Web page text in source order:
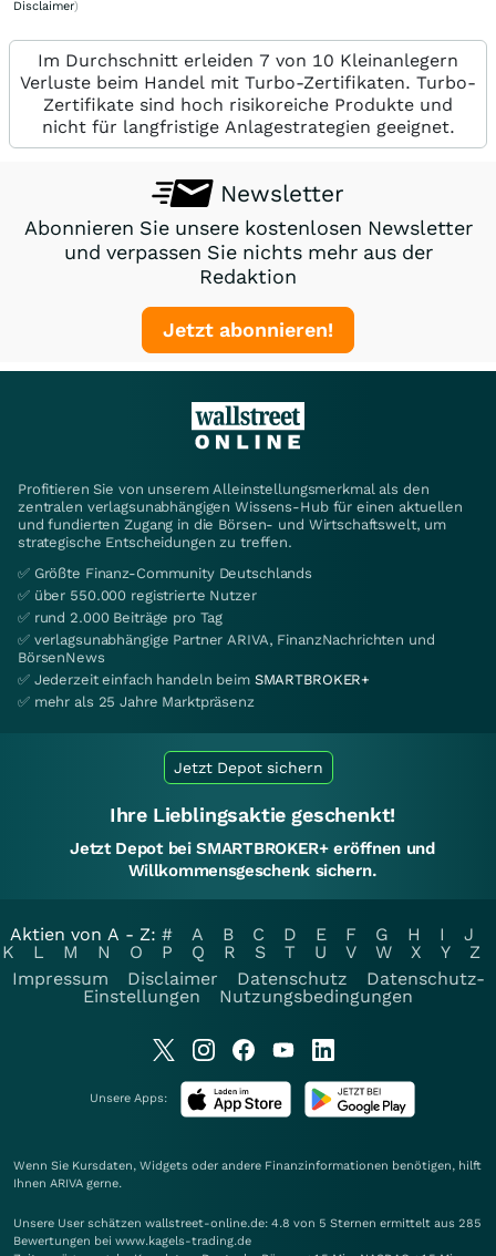
Disclaimer)
Im Durchschnitt erleiden 7 von 10 Kleinanlegern
Verluste beim Handel mit Turbo-Zertifikaten. Turbo-
Zertifikate sind hoch risikoreiche Produkte und
nicht für langfristige Anlagestrategien geeignet.
Newsletter
Abonnieren Sie unsere kostenlosen Newsletter
und verpassen Sie nichts mehr aus der
Redaktion
Jetzt abonnieren!
Profitieren Sie von unserem Alleinstellungsmerkmal als den
zentralen verlagsunabhängigen Wissens-Hub für einen aktuellen
und fundierten Zugang in die Börsen- und Wirtschaftswelt, um
strategische Entscheidungen zu treffen.
✅ Größte Finanz-Community Deutschlands
✅ über 550.000 registrierte Nutzer
✅ rund 2.000 Beiträge pro Tag
✅ verlagsunabhängige Partner ARIVA, FinanzNachrichten und
BörsenNews
✅ Jederzeit einfach handeln beim SMARTBROKER+
✅ mehr als 25 Jahre Marktpräsenz
Jetzt Depot sichern
Ihre Lieblingsaktie geschenkt!
Jetzt Depot bei SMARTBROKER+ eröffnen und
Willkommensgeschenk sichern.
Aktien von A - Z: # A B C D E F G H I
J
K
L M N O P Q R S T U V W X Y
Z
Impressum
Disclaimer Datenschutz
Datenschutz-
Einstellungen
Nutzungsbedingungen
Unsere Apps:
Wenn Sie Kursdaten, Widgets oder andere Finanzinformationen benötigen, hilft
Ihnen ARIVA gerne.
Unsere User schätzen wallstreet-online.de: 4.8 von 5 Sternen ermittelt aus 285
Bewertungen bei www.kagels-trading.de